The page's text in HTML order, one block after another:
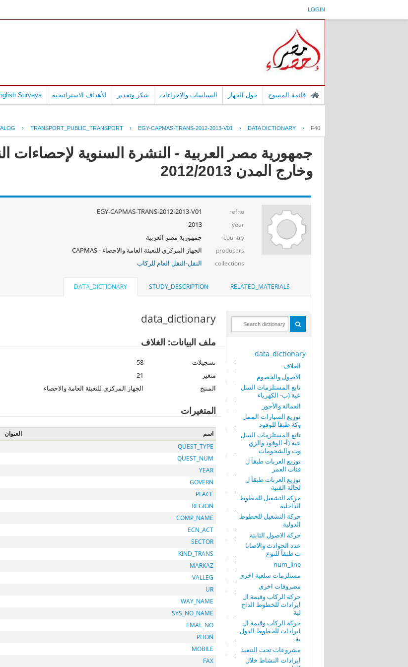
LOGIN
قائمة المسوح حول الجهاز السياسات والإجراءات شكر وتقدير الأهداف الاستراتيجية Surveys
› TRANSPORT_PUBLIC_TRANSPORT › EGY-CAPMAS-TRANS-2012-2013-V01 › DATA DICTIONARY › F40
جمهورية مصر العربية - النشرة السنوية لإحصاءات
وخارج المدن 2012/2013
refno
EGY-CAPMAS-TRANS-2012-2013-V01
year
2013
country جمهورية مصر العربية
producers الجهاز المركزي للتعبئة العامة والاحصاء - CAPMAS
collections النقل-النقل العام للركاب
RELATED_MATERIALS
STUDY_DESCRIPTION
DATA_DICTIONARY
data_dictionary
الغلاف
الاصول والخصوم
تابع المستلزمات السل
عية (ب- الكهرباء
العمالة والأجور
توزيع السيارات الممل
وكة طبقآ للوقود
تابع المستلزمات السل
عية (أ- الوقود والزي
وت والشحومات
توزيع العربات طبقآ ل
فئات العمر
توزيع العربات طبقآ ل
لحالة الفنية
حركة التشغيل للخطوط
الداخلية
حركة التشغيل للخطوط
الدولية
حركة الاصول الثابتة
عدد الحوادث والاصابا
ت طبقاً للنوع
num_line
مستلزمات سلعية اخرى
مصروفات اخرى
حركة الركاب وقيمة ال
ايرادات للخطوط الداخ
لية
حركة الركاب وقيمة ال
ايرادات للخطوط الدول
ية
مشروعات تحت التنفيذ
ايرادات النشاط خلال
data_dictionary
ملف البيانات: الغلاف
تسجيلات
58
متغير
21
المنتج
الجهاز المركزي للتعبئة العامة والاحصاء
المتغيرات
اسم العنوان
QUEST_TYPE
QUEST_NUM
YEAR
GOVERN
PLACE
REGION
COMP_NAME
ECN_ACT
SECTOR
KIND_TRANS
MARKAZ
VALLEG
UR
WAY_NAME
SYS_NO_NAME
EMAL_NO
PHON
MOBILE
FAX